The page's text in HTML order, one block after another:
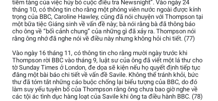
tiềm tàng của việc hủy bỏ cuộc điều tra Newsnight”. Vào ngày 24
tháng 10, có thông tin cho rằng một phóng viên nước ngoài được kính
trọng của BBC, Caroline Hawley, cũng đã nói chuyện với Thompson tại
một bữa tiệc Giáng sinh về vấn đề này; bà nói rằng bà đã thông báo
cho ông về “bối cảnh chung” của những gì đã xảy ra. Thompson nói
rằng ông nhớ đã nghe nói về điều này nhưng không hỏi chi tiết. (77)
Vào ngày 16 tháng 11, có thông tin cho rằng mười ngày trước khi
Thompson rời BBC vào tháng 9, luật sư của ông đã viết một lá thư cho
tờ Sunday Times ở London, đe dọa sẽ kiện nếu họ quyết định tiếp tục
đăng một bài báo chi tiết về vấn đề Savile. Không thể tránh khỏi, bức
thư đã tóm tắt những cáo buộc chống lại biểu tượng của BBC, do đó
làm suy yếu tuyên bố của Thompson rằng ông chưa bao giờ nghe về
các tội ác tình dục hàng loạt của Savile khi ông ta điều hành BBC. (78)